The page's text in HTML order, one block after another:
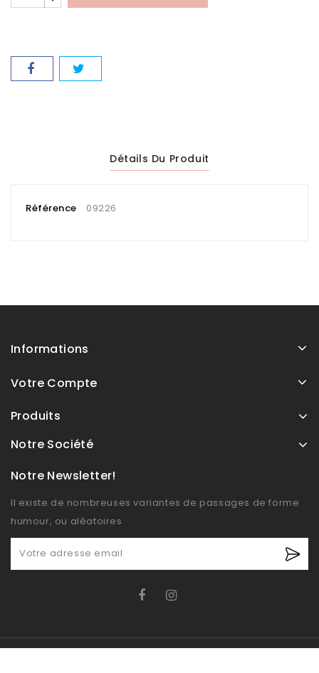
Détails Du Produit
Référence 09226
Informations
Votre Compte
Produits
Notre Société
Notre Newsletter!
Il existe de nombreuses variantes de passages de forme
humour, ou aléatoires